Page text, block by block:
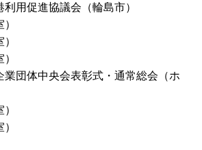
用促進協議会（輪島市）
業団体中央会表彰式・通常総会（ホ